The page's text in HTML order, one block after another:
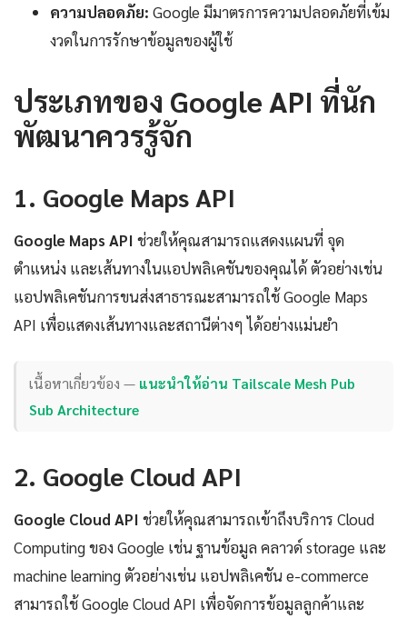
ความปลอดภัย: Google มีมาตรการความปลอดภัยที่เข้ม
งวดในการรักษาข้อมูลของผู้ใช้
ประเภทของ Google API ที่นัก
พัฒนาควรรู้จัก
1. Google Maps API
Google Maps API ช่วยให้คุณสามารถแสดงแผนที่ จุด
ตำแหน่ง และเส้นทางในแอปพลิเคชันของคุณได้ ตัวอย่างเช่น
แอปพลิเคชันการขนส่งสาธารณะสามารถใช้ Google Maps
API เพื่อแสดงเส้นทางและสถานีต่างๆ ได้อย่างแม่นยำ
เนื้อหาเกี่ยวข้อง — แนะนำให้อ่าน Tailscale Mesh Pub
Sub Architecture
2. Google Cloud API
Google Cloud API ช่วยให้คุณสามารถเข้าถึงบริการ Cloud
Computing ของ Google เช่น ฐานข้อมูล คลาวด์ storage และ
machine learning ตัวอย่างเช่น แอปพลิเคชัน e-commerce
สามารถใช้ Google Cloud API เพื่อจัดการข้อมูลลูกค้าและ